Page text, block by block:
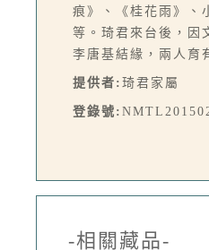
痕》、《桂花雨》、
等。琦君來台後，因
李唐基結緣，兩人育
提供者: 琦君家屬
登錄號:
-相關藏品-